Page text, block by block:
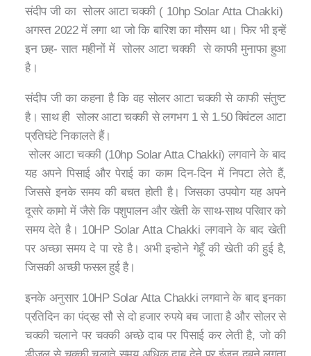
संदीप जी का सोलर आटा चक्की ( 10hp Solar Atta Chakki)
अगस्त 2022 में लगा था जो कि बारिश का मौसम था। फिर भी इन्हें
इन छह- सात महीनों में सोलर आटा चक्की से काफी मुनाफा हुआ
है।
संदीप जी का कहना है कि वह सोलर आटा चक्की से काफी संतुष्ट
है। साथ ही सोलर आटा चक्की से लगभग 1 से 1.50 क्विंटल आटा
प्रतिघंटे निकालते हैं।
सोलर आटा चक्की (10hp Solar Atta Chakki) लगवाने के बाद
यह अपने पिसाई और पेराई का काम दिन-दिन में निपटा लेते हैं,
जिससे इनके समय की बचत होती है। जिसका उपयोग यह अपने
दूसरे कामो में जैसे कि पशुपालन और खेती के साथ-साथ परिवार को
समय देते है। 10HP Solar Atta Chakki लगवाने के बाद खेती
पर अच्छा समय दे पा रहे है। अभी इन्होने गेहूँ की खेती की हुई है,
जिसकी अच्छी फसल हुई है।
इनके अनुसार 10HP Solar Atta Chakki लगवाने के बाद इनका
प्रतिदिन का पंद्रह सौ से दो हजार रुपये बच जाता है और सोलर से
चक्की चलाने पर चक्की अच्छे दाब पर पिसाई कर लेती है, जो की